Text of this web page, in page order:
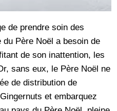
de prendre soin des
Père Noël a besoin de
de son inattention, les
sans eux, le Père Noël ne
de distribution de
et embarquez